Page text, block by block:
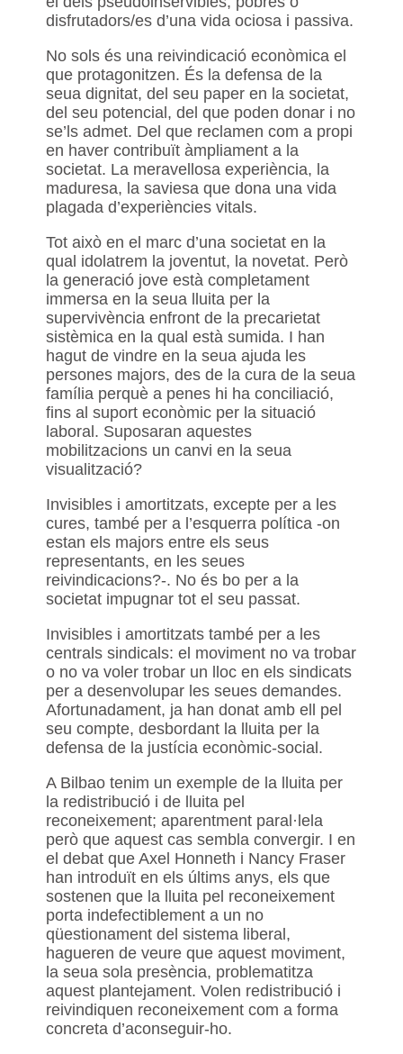
disfrutadors/es d’una vida ociosa i passiva.
No sols és una reivindicació econòmica el
que protagonitzen. És la defensa de la
seua dignitat, del seu paper en la societat,
del seu potencial, del que poden donar i no
se’ls admet. Del que reclamen com a propi
en haver contribuït àmpliament a la
societat. La meravellosa experiència, la
maduresa, la saviesa que dona una vida
plagada d’experiències vitals.
Tot això en el marc d’una societat en la
qual idolatrem la joventut, la novetat. Però
la generació jove està completament
immersa en la seua lluita per la
supervivència enfront de la precarietat
sistèmica en la qual està sumida. I han
hagut de vindre en la seua ajuda les
persones majors, des de la cura de la seua
família perquè a penes hi ha conciliació,
fins al suport econòmic per la situació
laboral. Suposaran aquestes
mobilitzacions un canvi en la seua
visualització?
Invisibles i amortitzats, excepte per a les
cures, també per a l’esquerra política -on
estan els majors entre els seus
representants, en les seues
reivindicacions?-. No és bo per a la
societat impugnar tot el seu passat.
Invisibles i amortitzats també per a les
centrals sindicals: el moviment no va trobar
o no va voler trobar un lloc en els sindicats
per a desenvolupar les seues demandes.
Afortunadament, ja han donat amb ell pel
seu compte, desbordant la lluita per la
defensa de la justícia econòmic-social.
A Bilbao tenim un exemple de la lluita per
la redistribució i de lluita pel
reconeixement; aparentment paral·lela
però que aquest cas sembla convergir. I en
el debat que Axel Honneth i Nancy Fraser
han introduït en els últims anys, els que
sostenen que la lluita pel reconeixement
porta indefectiblement a un no
qüestionament del sistema liberal,
hagueren de veure que aquest moviment,
la seua sola presència, problematitza
aquest plantejament. Volen redistribució i
reivindiquen reconeixement com a forma
concreta d’aconseguir-ho.